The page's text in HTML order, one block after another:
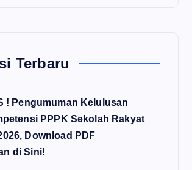
Terbaru
! Pengumuman Kelulusan
PPPK Sekolah Rakyat
Download PDF
di Sini!